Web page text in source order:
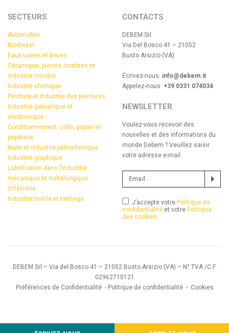
SECTEURS
Automobile
Biodiesel
Eaux usées et boues
Céramique, pierres, marbres et
industrie minière
Industrie chimique
Peinture et industrie des peintures
Industrie galvanique et
électronique
Conditionnement, colle, papier et
papèterie
Huile et industrie pétrochimique
Industrie graphique
Lubrification dans l’industrie
mécanique et métallurgique
Orfèvrerie
Industrie textile et tannage
CONTACTS
DEBEM Srl
Via Del Bosco 41 – 21052
Busto Arsizio (VA)
Écrivez-nous: info@debem.it
Appelez-nous: +39 0331 074034
NEWSLETTER
Voulez-vous recevoir des
nouvelles et des informations du
monde Debem ? Veuillez saisir
votre adresse e-mail.
J’accepte votre Politique de
confidentialité et votre Politique
des cookies
DEBEM Srl – Via del Bosco 41 – 21052 Busto Arsizio (VA) – N° TVA /C.F.
02962710121
Préférences de Confidentialité - Politique de confidentialité - Cookies